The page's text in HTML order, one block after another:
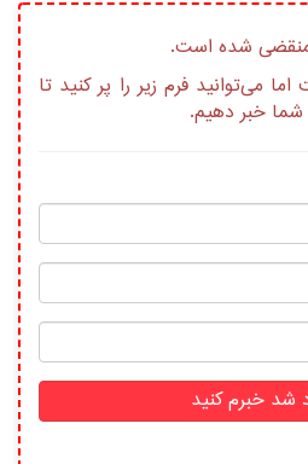
منقضی شده است.
می‌توانید فرم زیر را پر کنید تا
خبر دهیم.
شد خبرم کنید